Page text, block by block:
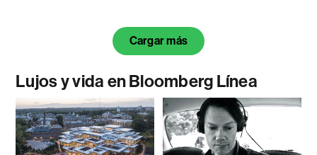
Cargar más
Lujos y vida en Bloomberg Línea